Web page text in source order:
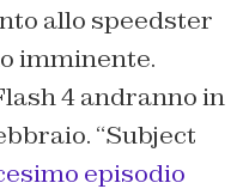
allo speedster
imminente.
4 andranno in
“Subject
episodio